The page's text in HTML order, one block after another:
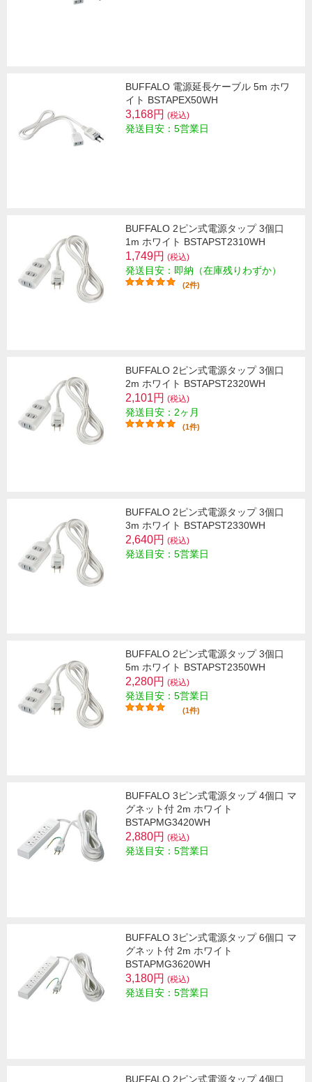
BUFFALO 電源延長ケーブル 5m ホワ
イト BSTAPEX50WH
3,168円 (税込)
発送目安：5営業日
BUFFALO 2ピン式電源タップ 3個口
1m ホワイト BSTAPST2310WH
1,749円 (税込)
発送目安：即納（在庫残りわずか）
(2件)
BUFFALO 2ピン式電源タップ 3個口
2m ホワイト BSTAPST2320WH
2,101円 (税込)
発送目安：2ヶ月
(1件)
BUFFALO 2ピン式電源タップ 3個口
3m ホワイト BSTAPST2330WH
2,640円 (税込)
発送目安：5営業日
BUFFALO 2ピン式電源タップ 3個口
5m ホワイト BSTAPST2350WH
2,280円 (税込)
発送目安：5営業日
(1件)
BUFFALO 3ピン式電源タップ 4個口 マ
グネット付 2m ホワイト
BSTAPMG3420WH
2,880円 (税込)
発送目安：5営業日
BUFFALO 3ピン式電源タップ 6個口 マ
グネット付 2m ホワイト
BSTAPMG3620WH
3,180円 (税込)
発送目安：5営業日
BUFFALO 2ピン式電源タップ 4個口